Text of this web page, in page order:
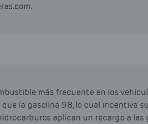
más frecuente en los
la gasolina 98, lo cual incentiva
aplican un recargo a